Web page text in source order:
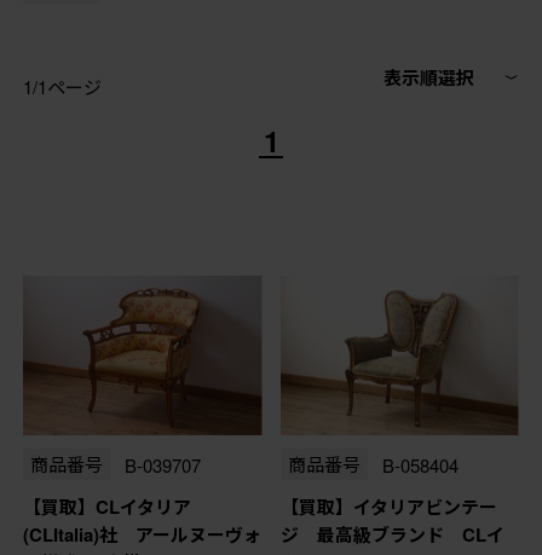
1/1ページ 表示順選択
1
商品番号 B-039707
【買取】CLイタリア
(CLItalia)社 アールヌーヴォ
商品番号 B-058404
【買取】イタリアビンテー
ジ 最高級ブランド CLイ